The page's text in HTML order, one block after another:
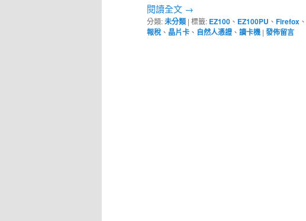
閱讀全文 →
分類:未分類 | 標籤: EZ100 、 EZ100PU 、 Firefox 、
報稅 、 晶片卡 、 自然人憑證、 讀卡機 | 發佈留言